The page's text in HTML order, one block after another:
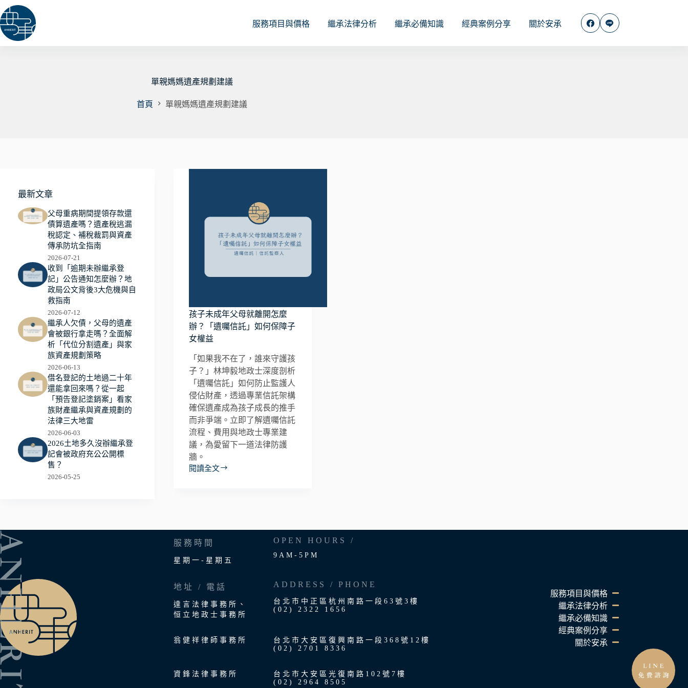
跳
至
主
服務項目與價格 繼承法律分析 繼承必備知識 經典案例分享 關於安承
單親媽媽遺產規劃建議
首頁 單親媽媽遺產規劃建議
孩子未成年父母就離開怎麼
辦？「遺囑信託」如何保障子
女權益
「如果我不在了，誰來守護孩
子？」林坤毅地政士深度剖析
「遺囑信託」如何防止監護人
侵佔財產，透過專業信託架構
確保遺產成為孩子成長的推手
而非爭端。立即了解遺囑信託
流程、費用與地政士專業建
議，為愛留下一道法律防護
牆。
閱讀全文
孩
母
就
離
麼
辦？
「遺
託」
保
最新文章
父母重病期間提領存款還
債算遺產嗎？遺產稅逃漏
稅認定、補稅裁罰與資產
傳承防坑全指南
2026-07-21
收到「逾期未辦繼承登
記」公告通知怎麼辦？地
政局公文背後3大危機與自
救指南
2026-07-12
繼承人欠債，父母的遺產
會被銀行拿走嗎？全面解
析「代位分割遺產」與家
族資產規劃策略
2026-06-13
借名登記的土地過二十年
還能拿回來嗎？從一起
「預告登記塗銷案」看家
族財產繼承與資產規劃的
法律三大地雷
2026-06-03
2026土地多久沒辦繼承登
記會被政府充公公開標
售？
2026-05-25
服務時間
星期一-星期五
OPEN HOURS /
9AM-5PM
地址 / 電話
達言法律事務所、
恒立地政士事務所
ADDRESS / PHONE
台北市中正區杭州南路⼀段63號3樓
(02) 2322 1656
翁健祥律師事務所
台北市⼤安區復興南路⼀段368號12樓
(02) 2701 8336
資鋒法律事務所
台北市⼤安區光復南路102號7樓
(02) 2964 8505
服務項目與價格
繼承法律分析
繼承必備知識
經典案例分享
關於安承